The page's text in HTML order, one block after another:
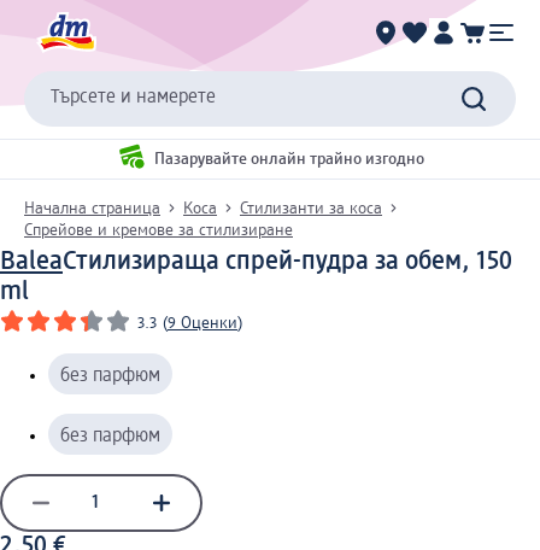
Търсете и намерете
Пазарувайте онлайн трайно изгодно
Начална страница Коса
Стилизанти за коса
Спрейове и кремове за стилизиране
BaleaСтилизираща спрей-пудра за обем, 150
ml
3.3 (9 Оценки)
без парфюм
без парфюм